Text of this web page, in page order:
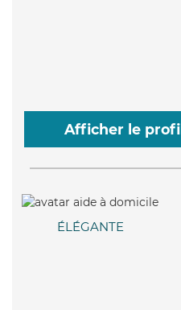
Afficher le profil
ÉLÉGANTE